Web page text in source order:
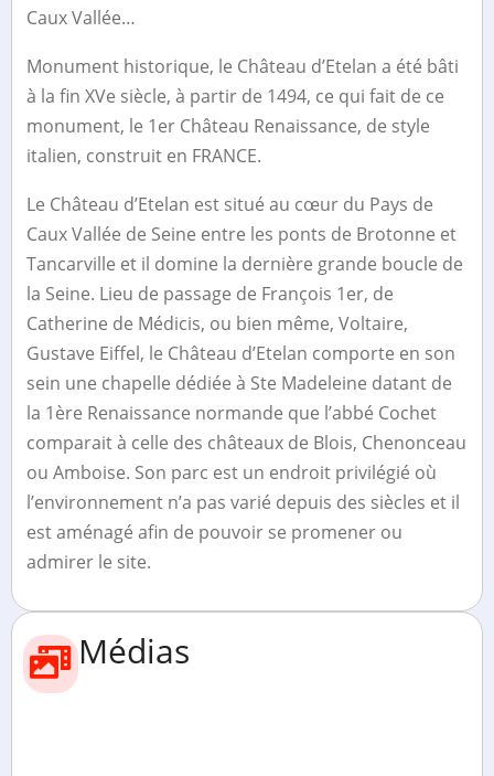
Caux Vallée…
Monument historique, le Château d’Etelan a été bâti
à la fin XVe siècle, à partir de 1494, ce qui fait de ce
monument, le 1er Château Renaissance, de style
italien, construit en FRANCE.
Le Château d’Etelan est situé au cœur du Pays de
Caux Vallée de Seine entre les ponts de Brotonne et
Tancarville et il domine la dernière grande boucle de
la Seine. Lieu de passage de François 1er, de
Catherine de Médicis, ou bien même, Voltaire,
Gustave Eiffel, le Château d’Etelan comporte en son
sein une chapelle dédiée à Ste Madeleine datant de
la 1ère Renaissance normande que l’abbé Cochet
comparait à celle des châteaux de Blois, Chenonceau
ou Amboise. Son parc est un endroit privilégié où
l’environnement n’a pas varié depuis des siècles et il
est aménagé afin de pouvoir se promener ou
admirer le site.
Médias